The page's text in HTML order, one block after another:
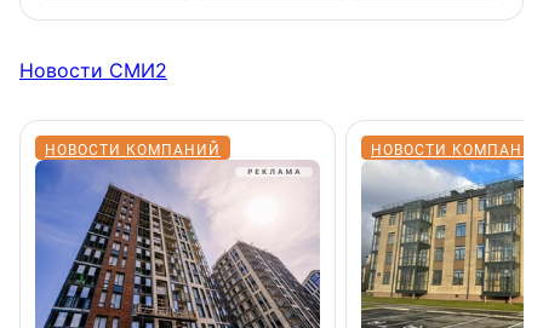
Новости СМИ2
НОВОСТИ КОМПАНИЙ НОВОСТИ